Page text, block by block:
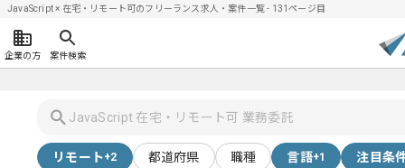
JavaScript × 在宅・リモート可のフリーランス求人・案件一覧 - 131ページ目
企業の方 案件検索
リモート+2 都道府県 職種 言語+1 注目条